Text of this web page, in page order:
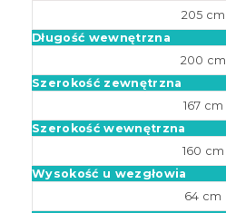
205 cm
Długość wewnętrzna
200 cm
Szerokość zewnętrzna
167 cm
Szerokość wewnętrzna
160 cm
Wysokość u wezgłowia
64 cm